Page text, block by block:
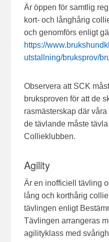
Är öppen för samtlig
kort- och långhårig
och genomförs enligt
https://
utstallning/bruksprov/
Observera att SCK
bruksproven för att de
rasmästerskap där
de tävlande måste
Collieklubben.
Agility
Är en inofficiell tävling
lång och korthårig
tävlingen enligt
Tävlingen arrangeras
agilityklass med